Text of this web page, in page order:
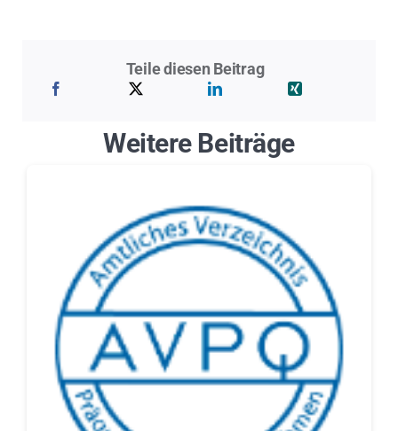
Teile diesen Beitrag
Weitere Beiträge